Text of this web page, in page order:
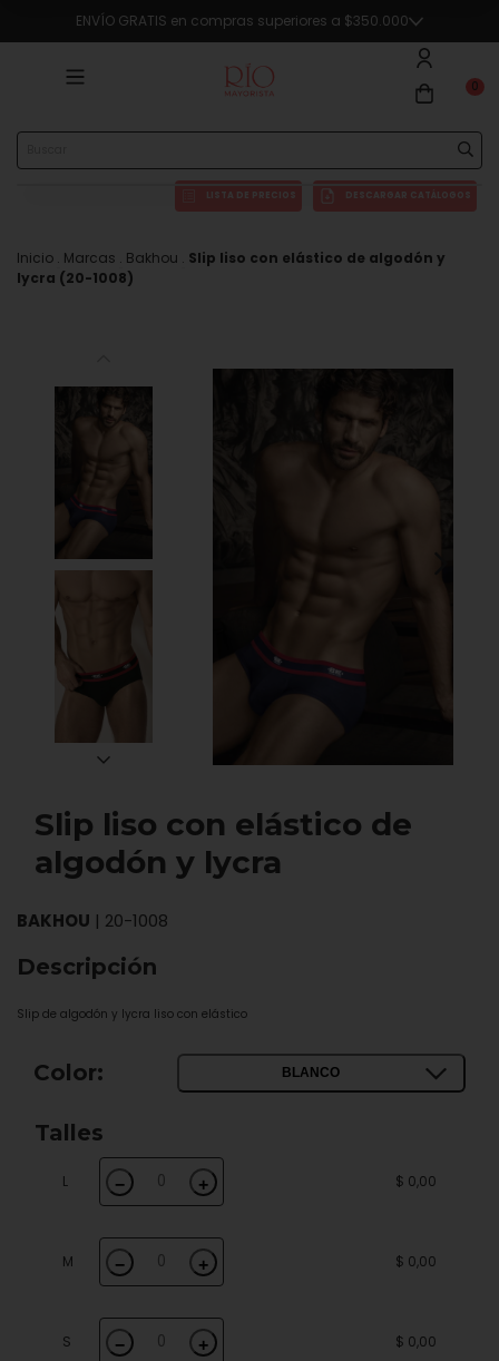
ENVÍO GRATIS en compras superiores a $350.000
0
LISTA DE PRECIOS DESCARGAR CATÁLOGOS
Inicio . Marcas . Bakhou . Slip liso con elástico de algodón y
lycra (20-1008)
Slip liso con elástico de
algodón y lycra
BAKHOU | 20-1008
Descripción
Slip de algodón y lycra liso con elástico
Color: BLANCO
Talles
L − + $ 0,00
M − + $ 0,00
S − + $ 0,00